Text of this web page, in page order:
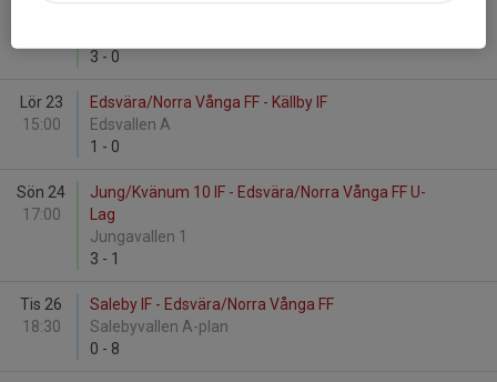
3 - 0
Lör 23
15:00
Edsvära/Norra Vånga FF - Källby IF
Edsvallen A
1 - 0
Sön 24
17:00
Jung/Kvänum 10 IF - Edsvära/Norra Vånga FF U-
Lag
Jungavallen 1
3 - 1
Tis 26
18:30
Saleby IF - Edsvära/Norra Vånga FF
Salebyvallen A-plan
0 - 8